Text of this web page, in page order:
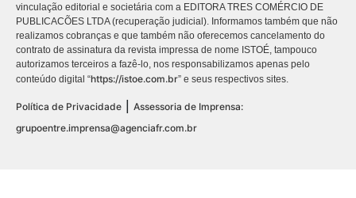
vinculação editorial e societária com a EDITORA TRES COMÉRCIO DE
PUBLICACÕES LTDA (recuperação judicial). Informamos também que não
realizamos cobranças e que também não oferecemos cancelamento do
contrato de assinatura da revista impressa de nome ISTOÉ, tampouco
autorizamos terceiros a fazê-lo, nos responsabilizamos apenas pelo
conteúdo digital “https://istoe.com.br” e seus respectivos sites.
Política de Privacidade | Assessoria de Imprensa:
grupoentre.imprensa@agenciafr.com.br